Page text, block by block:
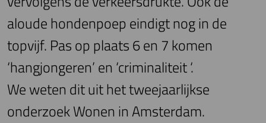
aloude hondenpoep eindigt nog in de
topvijf. Pas op plaats 6 en 7 komen
‘hangjongeren’ en ‘criminaliteit ‘.
We weten dit uit het tweejaarlijkse
onderzoek Wonen in Amsterdam.